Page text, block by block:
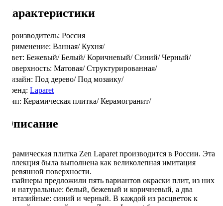
Характеристики
Производитель: Россия
Применение: Ванная/ Кухня/
Цвет: Бежевый/ Белый/ Коричневый/ Синий/ Черный/
Поверхность: Матовая/ Структурированная/
Дизайн: Под дерево/ Под мозаику/
Бренд: Laparet
Тип: Керамическая плитка/ Керамогранит/
Описание
Керамическая плитка Zen Laparet производится в России. Эта
коллекция была выполнена как великолепная имитация
деревянной поверхности.
Дизайнеры предложили пять вариантов окраски плит, из них
три натуральные: белый, бежевый и коричневый, а два
фантазийные: синий и черный. В каждой из расцветок к